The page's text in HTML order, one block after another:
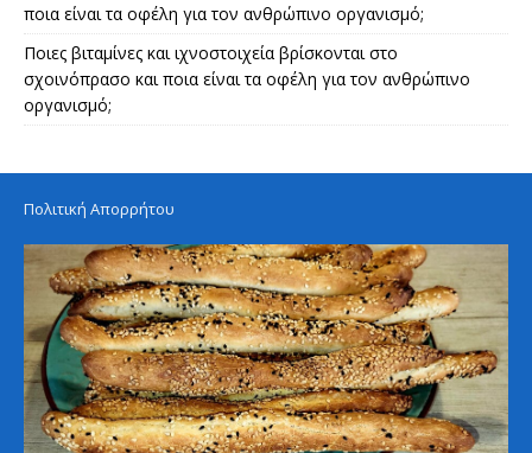
ποια είναι τα οφέλη για τον ανθρώπινο οργανισμό;
Ποιες βιταμίνες και ιχνοστοιχεία βρίσκονται στο
σχοινόπρασο και ποια είναι τα οφέλη για τον ανθρώπινο
οργανισμό;
Πολιτική Απορρήτου